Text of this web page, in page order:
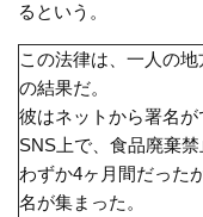
るという。
この法律は、一人の
の結果だ。
彼はネットから署名が
SNS上で、食品廃棄禁
わずか4ヶ月間だった
名が集まった。